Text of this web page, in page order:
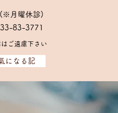
月曜休診)
83-3771
ご遠慮下さい
になる記